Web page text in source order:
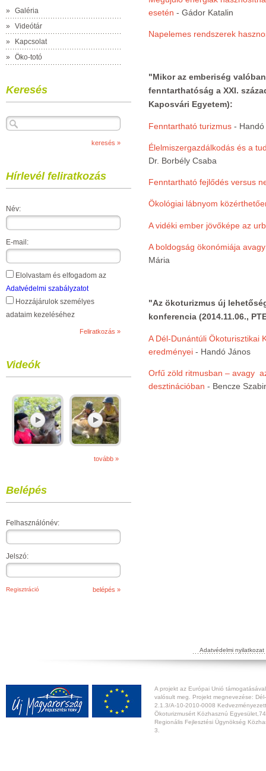
»
Galéria
»
Videótár
»
Kapcsolat
»
Öko-totó
Keresés
Hírlevél feliratkozás
Név:
E-mail:
Elolvastam és elfogadom az
Adatvédelmi szabályzatot
Hozzájárulok személyes
adataim kezeléséhez
Videók
tovább »
Belépés
Felhasználónév:
Jelszó:
Regisztráció
esetén - Gádor Katalin
Napelemes rendszerek
"Mikor az emberiség
fenntarthatóság a XXI.
Kaposvári Egyetem):
Fenntartható turizmus -
Élelmiszergazdálkodás és a
Dr. Borbély Csaba
Fenntartható fejlődés versus
Ökológiai lábnyom
A vidéki ember jövőképe az
A boldogság ökonómiája
Mária
"Az ökoturizmus új
konferencia (2014.11.06.,
A Dél-Dunántúli Ökoturisztikai
eredményei - Handó János
Orfű zöld ritmusban – avagy
desztinációban - Bencze
Adatvédelmi nyilatkozat
A projekt az Európai Unió
valósult meg. Projekt megnevezése:
2.1.3/A-10-2010-0008
Ökoturizmusért Közhasznú
Regionális Fejlesztési Ügynökség
3.